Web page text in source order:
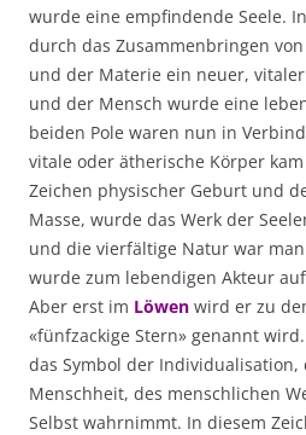
wurde eine empfindende Seele.
durch das Zusammenbringen
und der Materie ein neuer,
und der Mensch wurde eine
beiden Pole waren nun in
vitale oder ätherische Körper
Zeichen physischer Geburt und
Masse, wurde das Werk der
und die vierfältige Natur war
wurde zum lebendigen Akteur
Aber erst im Löwen wird er zu
«fünfzackige Stern» genannt
das Symbol der Individualisation,
Menschheit, des menschlichen
Selbst wahrnimmt. In diesem